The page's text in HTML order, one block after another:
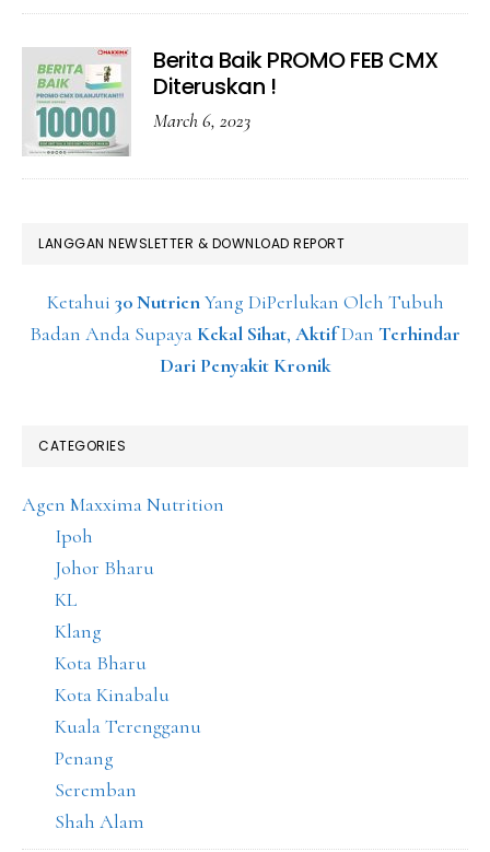
Berita Baik PROMO FEB CMX
Diteruskan !
March 6, 2023
LANGGAN NEWSLETTER & DOWNLOAD REPORT
Ketahui 30 NutrienYang DiPerlukan Oleh Tubuh
Badan Anda Supaya Kekal Sihat, AktifDan Terhindar
Dari Penyakit Kronik
CATEGORIES
Agen Maxxima Nutrition
Ipoh
Johor Bharu
KL
Klang
Kota Bharu
Kota Kinabalu
Kuala Terengganu
Penang
Seremban
Shah Alam